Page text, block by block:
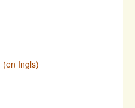
(en Ingls)